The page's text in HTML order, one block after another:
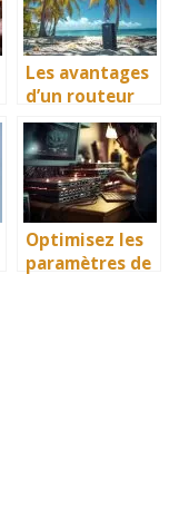
Les avantages
d’un routeur
wifi nomade
quand on part
en voyage
Optimisez les
paramètres de